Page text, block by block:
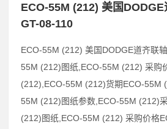
ECO-55M (212) 美国
GT-08-110
ECO-55M (212) 美国DODGE道齐联
55M (212)图纸,ECO-55M (212) 采购
(212),ECO-55M (212)货期ECO-55M
55M (212)图纸参数,ECO-55M (212)
(212)图纸,ECO-55M (212) 采购价格